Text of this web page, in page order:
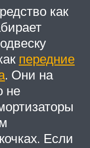
как
передние
. Они на
не
Если